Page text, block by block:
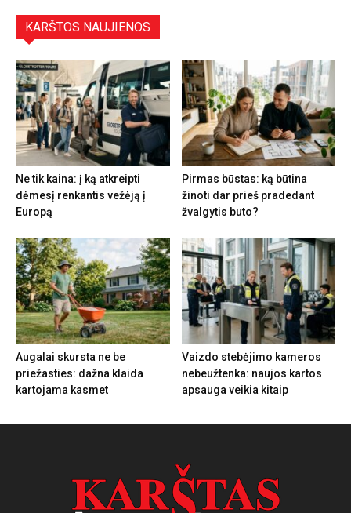
KARŠTOS NAUJIENOS
Ne tik kaina: į ką atkreipti
dėmesį renkantis vežėją į
Europą
Pirmas būstas: ką būtina
žinoti dar prieš pradedant
žvalgytis buto?
Augalai skursta ne be
priežasties: dažna klaida
kartojama kasmet
Vaizdo stebėjimo kameros
nebeužtenka: naujos kartos
apsauga veikia kitaip